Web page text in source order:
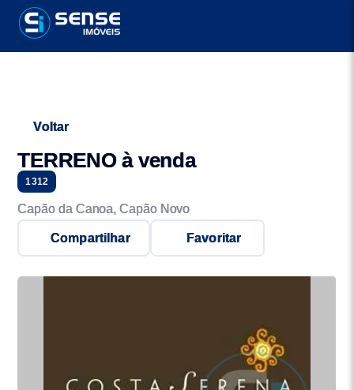
Voltar
TERRENO à venda
1312
Capão da Canoa, Capão Novo
Compartilhar Favoritar